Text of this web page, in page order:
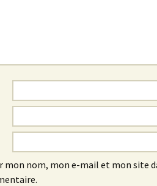
mon nom, mon e-mail et mon site